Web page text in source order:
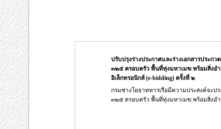
ปรับปรุงร่างประกาศและร่างเอกสารประก
๓๒๕ ครอบครัว พื้นที่ทุ่งมหาเมฆ พร้อมสิ่งอ
อิเล็กทรอนิกส์ (e-bidding) ครั้งที่ ๒
กรมช่างโยธาทหารเรือมีความประสงค์จะป
๓๒๕ ครอบครัว พื้นที่ทุ่งมหาเมฆ พร้อมสิ่งอ